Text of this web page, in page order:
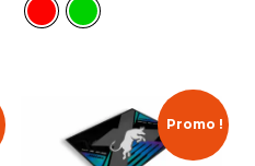
Promo !